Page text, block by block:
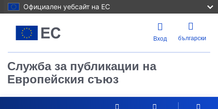
Официален уебсайт на ЕС
Вход български
Служба за публикации на
Европейския съюз